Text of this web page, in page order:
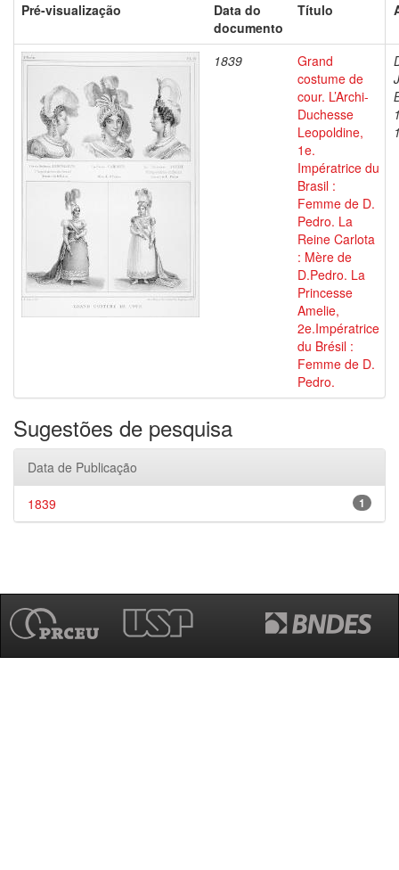
Pré-visualização
Data do
documento
Título
1839
Grand
costume de
cour. L’Archi-
Duchesse
Leopoldine,
1e.
Impératrice du
Brasil :
Femme de D.
Pedro. La
Reine Carlota
: Mère de
D.Pedro. La
Princesse
Amelie,
2e.Impératrice
du Brésil :
Femme de D.
Pedro.
Sugestões de pesquisa
Data de Publicação
1
1839